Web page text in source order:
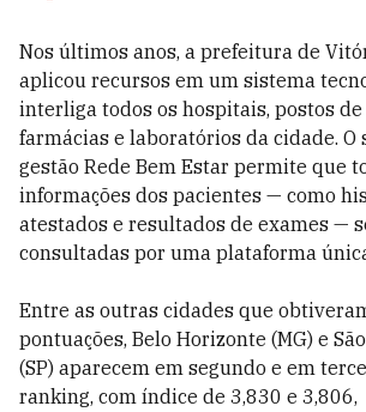
Nos últimos anos, a prefeitura de
aplicou recursos em um sistema
interliga todos os hospitais, postos de
farmácias e laboratórios da cidade. O
gestão Rede Bem Estar permite que
informações dos pacientes — como
atestados e resultados de exames —
consultadas por uma plataforma
Entre as outras cidades que
pontuações, Belo Horizonte (MG) e
(SP) aparecem em segundo e em
ranking, com índice de 3,830 e 3,806,